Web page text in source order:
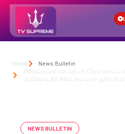
Home
News Bulletin
නීතිඥවරයෙක් සහ ඔහුගේ බිරිඳ ඝාතනයට
වෙඩික්කරු දින 90ක් රඳවාගෙන ප්‍රශ්න
NEWS BULLETIN